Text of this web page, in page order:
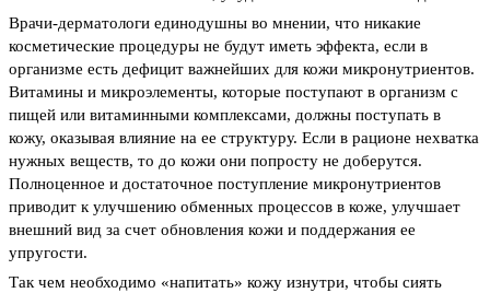
Врачи-дерматологи единодушны во мнении, что никакие
косметические процедуры не будут иметь эффекта, если в
организме есть дефицит важнейших для кожи микронутриентов.
Витамины и микроэлементы, которые поступают в организм с
пищей или витаминными комплексами, должны поступать в
кожу, оказывая влияние на ее структуру. Если в рационе нехватка
нужных веществ, то до кожи они попросту не доберутся.
Полноценное и достаточное поступление микронутриентов
приводит к улучшению обменных процессов в коже, улучшает
внешний вид за счет обновления кожи и поддержания ее
упругости.
Так чем необходимо «напитать» кожу изнутри, чтобы сиять